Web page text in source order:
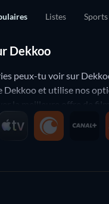
Listes Sports
Dekkoo
peux-tu voir sur
Dekkoo et utilise nos
la meilleure offre de film